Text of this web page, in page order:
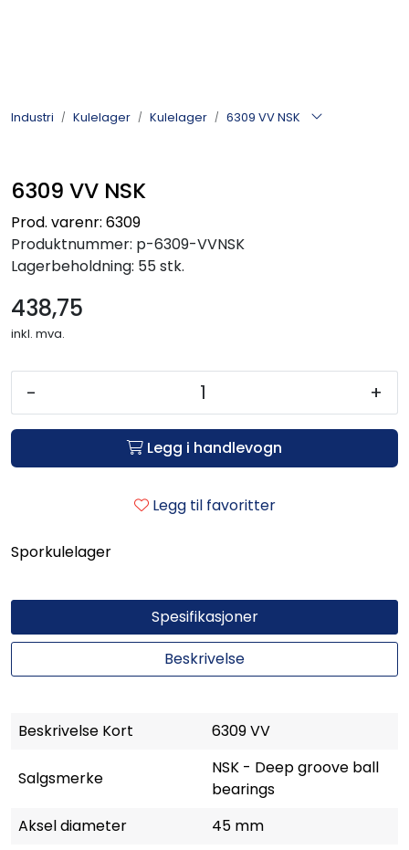
Industri Kulelager Kulelager 6309 VV NSK
6309 VV NSK
Prod. varenr: 6309
Produktnummer: p-6309-VVNSK
Lagerbeholdning: 55 stk.
438,75
inkl. mva.
- +
Legg i handlevogn
Legg til favoritter
Sporkulelager
Spesifikasjoner
Beskrivelse
Beskrivelse Kort 6309 VV
Salgsmerke
NSK - Deep groove ball
bearings
Aksel diameter
45 mm
Alle kategorier
Dokumentarkiv
Kontakt oss